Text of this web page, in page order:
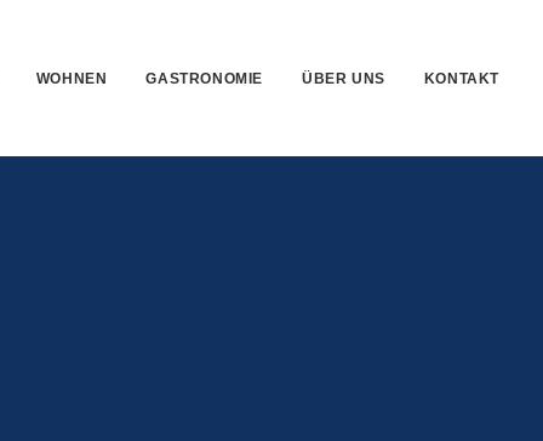
WOHNEN GASTRONOMIE ÜBER UNS KONTAKT